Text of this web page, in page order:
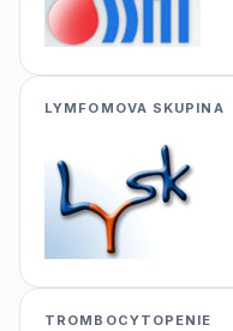
LYMFOMOVA SKUPINA
TROMBOCYTOPENIE